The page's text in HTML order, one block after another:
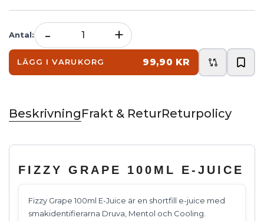
Antal: - +
LÄGG I VARUKORG 99,90 KR
BeskrivningFrakt & ReturReturpolicy
FIZZY GRAPE 100ML E-JUICE
Fizzy Grape 100ml E-Juice är en shortfill e-juice med
smakidentifierarna Druva, Mentol och Cooling.